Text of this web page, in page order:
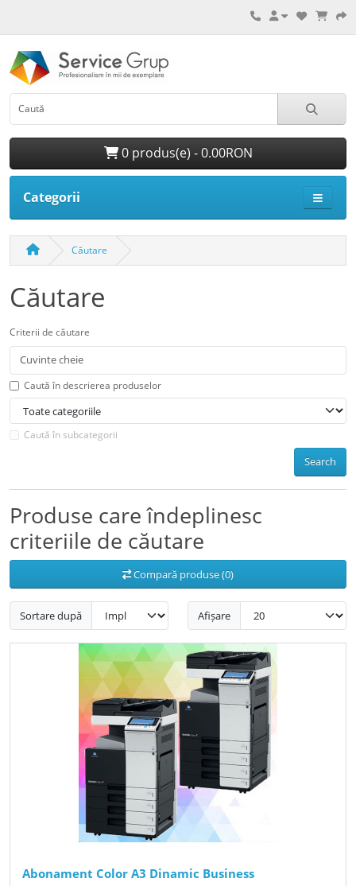
0 produs(e) - 0.00RON
Categorii
Căutare
Căutare
Criterii de căutare
Caută în descrierea produselor
Caută în subcategorii
Search
Produse care îndeplinesc
criteriile de căutare
Compară produse (0)
Sortare după Afișare
Abonament Color A3 Dinamic Business